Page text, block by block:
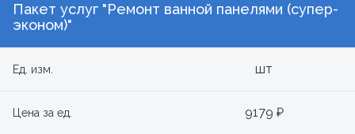
Пакет услуг "Ремонт ванной панелями (супер-
эконом)"
Ед. изм. шт
Цена за ед. 9179 ₽